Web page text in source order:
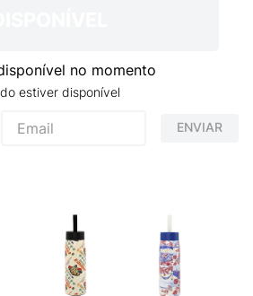
no momento
estiver disponível
ENVIAR